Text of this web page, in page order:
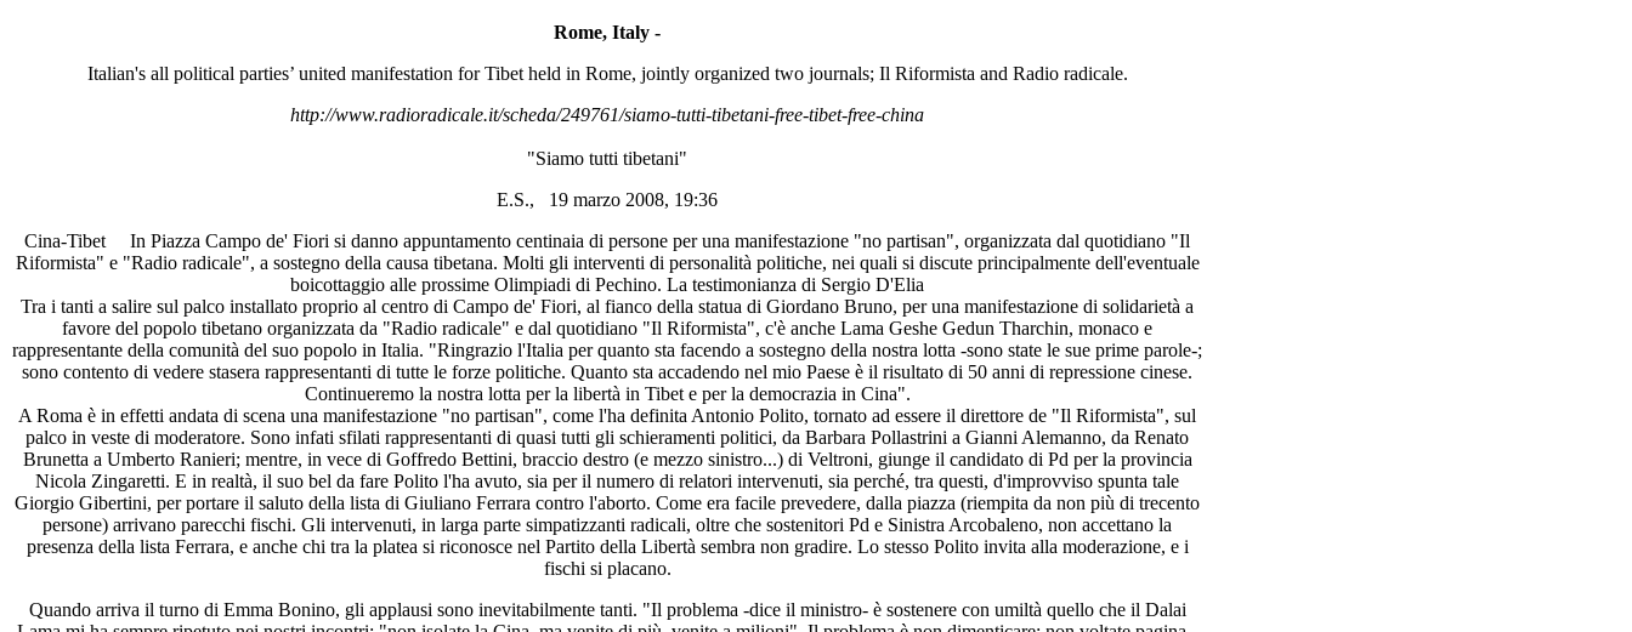
Rome, Italy -
Italian's all political parties’ united manifestation for Tibet held in Rome, jointly organized two journals; Il Riformista and Radio radicale.
http://www.radioradicale.it/scheda/249761/siamo-tutti-tibetani-free-tibet-free-china
"Siamo tutti tibetani"
E.S., 19 marzo 2008, 19:36
Cina-Tibet In Piazza Campo de' Fiori si danno appuntamento centinaia di persone per una manifestazione "no partisan", organizzata dal quotidiano "Il
Riformista" e "Radio radicale", a sostegno della causa tibetana. Molti gli interventi di personalità politiche, nei quali si discute principalmente dell'eventuale
boicottaggio alle prossime Olimpiadi di Pechino. La testimonianza di Sergio D'Elia
Tra i tanti a salire sul palco installato proprio al centro di Campo de' Fiori, al fianco della statua di Giordano Bruno, per una manifestazione di solidarietà a
favore del popolo tibetano organizzata da "Radio radicale" e dal quotidiano "Il Riformista", c'è anche Lama Geshe Gedun Tharchin, monaco e
rappresentante della comunità del suo popolo in Italia. "Ringrazio l'Italia per quanto sta facendo a sostegno della nostra lotta -sono state le sue prime parole-;
sono contento di vedere stasera rappresentanti di tutte le forze politiche. Quanto sta accadendo nel mio Paese è il risultato di 50 anni di repressione cinese.
Continueremo la nostra lotta per la libertà in Tibet e per la democrazia in Cina".
A Roma è in effetti andata di scena una manifestazione "no partisan", come l'ha definita Antonio Polito, tornato ad essere il direttore de "Il Riformista", sul
palco in veste di moderatore. Sono infati sfilati rappresentanti di quasi tutti gli schieramenti politici, da Barbara Pollastrini a Gianni Alemanno, da Renato
Brunetta a Umberto Ranieri; mentre, in vece di Goffredo Bettini, braccio destro (e mezzo sinistro...) di Veltroni, giunge il candidato di Pd per la provincia
Nicola Zingaretti. E in realtà, il suo bel da fare Polito l'ha avuto, sia per il numero di relatori intervenuti, sia perché, tra questi, d'improvviso spunta tale
Giorgio Gibertini, per portare il saluto della lista di Giuliano Ferrara contro l'aborto. Come era facile prevedere, dalla piazza (riempita da non più di trecento
persone) arrivano parecchi fischi. Gli intervenuti, in larga parte simpatizzanti radicali, oltre che sostenitori Pd e Sinistra Arcobaleno, non accettano la
presenza della lista Ferrara, e anche chi tra la platea si riconosce nel Partito della Libertà sembra non gradire. Lo stesso Polito invita alla moderazione, e i
fischi si placano.
Quando arriva il turno di Emma Bonino, gli applausi sono inevitabilmente tanti. "Il problema -dice il ministro- è sostenere con umiltà quello che il Dalai